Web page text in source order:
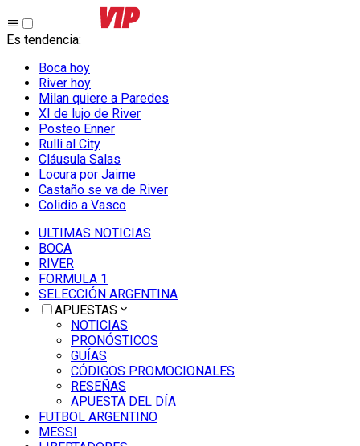
Es tendencia:
Boca hoy
River hoy
Milan quiere a Paredes
XI de lujo de River
Posteo Enner
Rulli al City
Cláusula Salas
Locura por Jaime
Castaño se va de River
Colidio a Vasco
ULTIMAS NOTICIAS
BOCA
RIVER
FORMULA 1
SELECCIÓN ARGENTINA
APUESTAS
NOTICIAS
PRONÓSTICOS
GUÍAS
CÓDIGOS PROMOCIONALES
RESEÑAS
APUESTA DEL DÍA
FUTBOL ARGENTINO
MESSI